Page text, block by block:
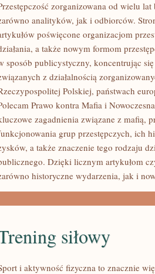
zorganizowana od wielu
analityków, jak i odbiorców.
poświęcone organizacjom
a także nowym formom
sposób publicystyczny, koncentrując
z działalnością
Polskiej, państwach
Prawo kontra Mafia i
zagadnienia związane z mafią,
grup przestępczych, ich
a także znaczenie tego rodzaju
Dzięki licznym artykułom
historyczne wydarzenia, jak i
siłowy
i aktywność fizyczna to znacznie